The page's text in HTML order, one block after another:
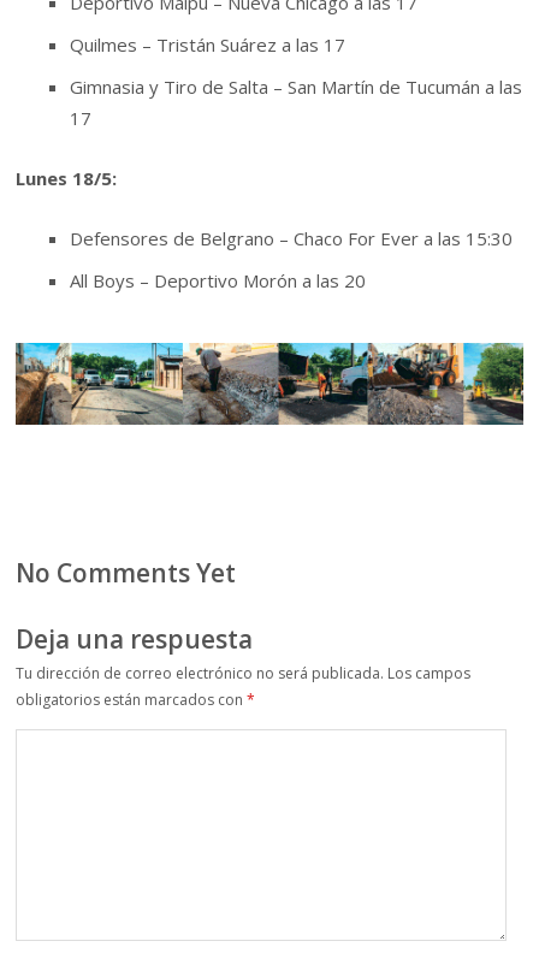
Quilmes – Tristán Suárez a las 17
Gimnasia y Tiro de Salta – San Martín de Tucumán a las
17
Lunes 18/5:
Defensores de Belgrano – Chaco For Ever a las 15:30
All Boys – Deportivo Morón a las 20
No Comments Yet
Deja una respuesta
Tu dirección de correo electrónico no será publicada. Los campos
obligatorios están marcados con*